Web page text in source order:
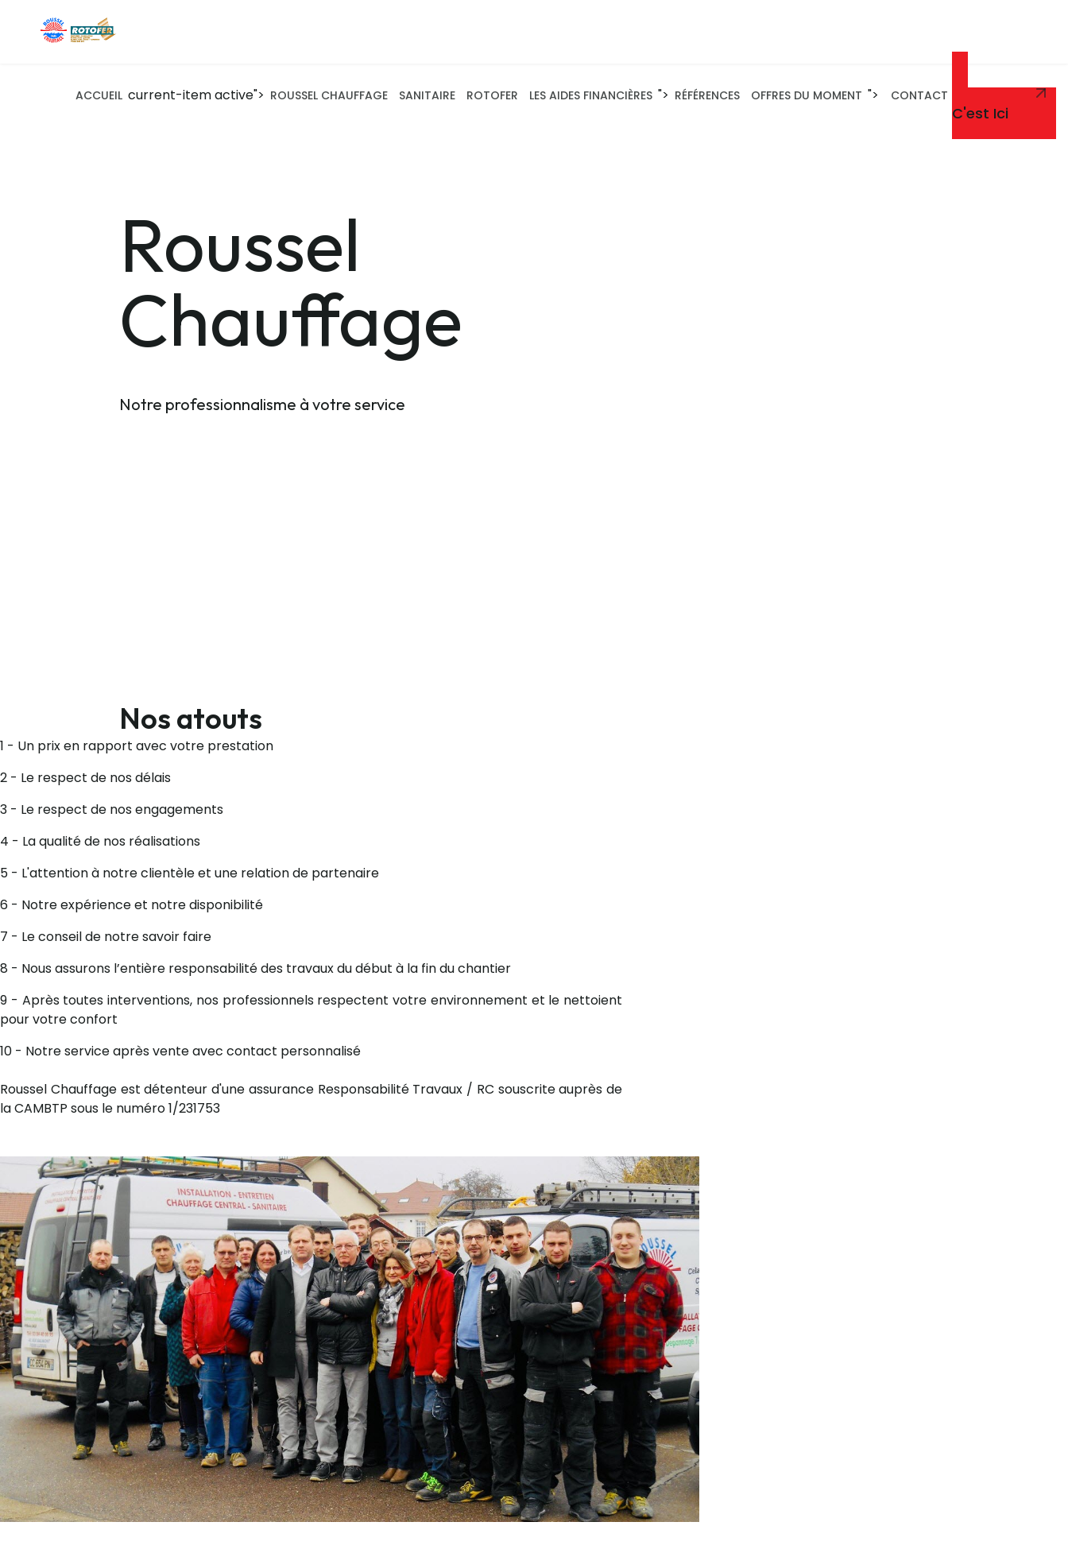
ACCUEIL current-item active"> ROUSSEL CHAUFFAGE SANITAIRE ROTOFER LES AIDES FINANCIÈRES "> RÉFÉRENCES OFFRES DU MOMENT "> CONTACT Un Renseignement
C'est Ici
Roussel
Chauffage
Notre professionnalisme à votre service
Nos atouts
1 - Un prix en rapport avec votre prestation
2 - Le respect de nos délais
3 - Le respect de nos engagements
4 - La qualité de nos réalisations
5 - L'attention à notre clientèle et une relation de partenaire
6 - Notre expérience et notre disponibilité
7 - Le conseil de notre savoir faire
8 - Nous assurons l’entière responsabilité des travaux du début à la fin du chantier
9 - Après toutes interventions, nos professionnels respectent votre environnement et le nettoient
pour votre confort
10 - Notre service après vente avec contact personnalisé
Roussel Chauffage est détenteur d'une assurance Responsabilité Travaux / RC souscrite auprès de
la CAMBTP sous le numéro 1/231753